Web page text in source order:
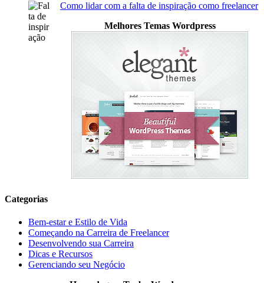
Como lidar com a falta de inspiração como freelancer
Melhores Temas Wordpress
Categorias
Bem-estar e Estilo de Vida
Começando na Carreira de Freelancer
Desenvolvendo sua Carreira
Dicas e Recursos
Gerenciando seu Negócio